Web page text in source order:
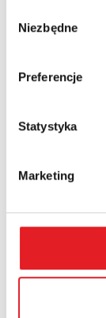
zgody
Niezbędne
Preferencje
Statystyka
Marketing